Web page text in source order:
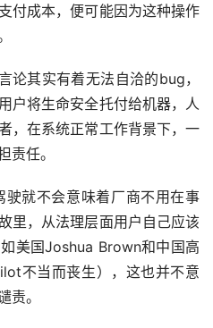
付成本，便可能因为这种操作
论其实有着无法自洽的bug，
户将生命安全托付给机器，人
，在系统正常工作背景下，一
责任。
就不会意味着厂商不用在事
里，从法理层面用户自己应该
美国Joshua Brown和中国高
不当而丧生），这也并不意
责。